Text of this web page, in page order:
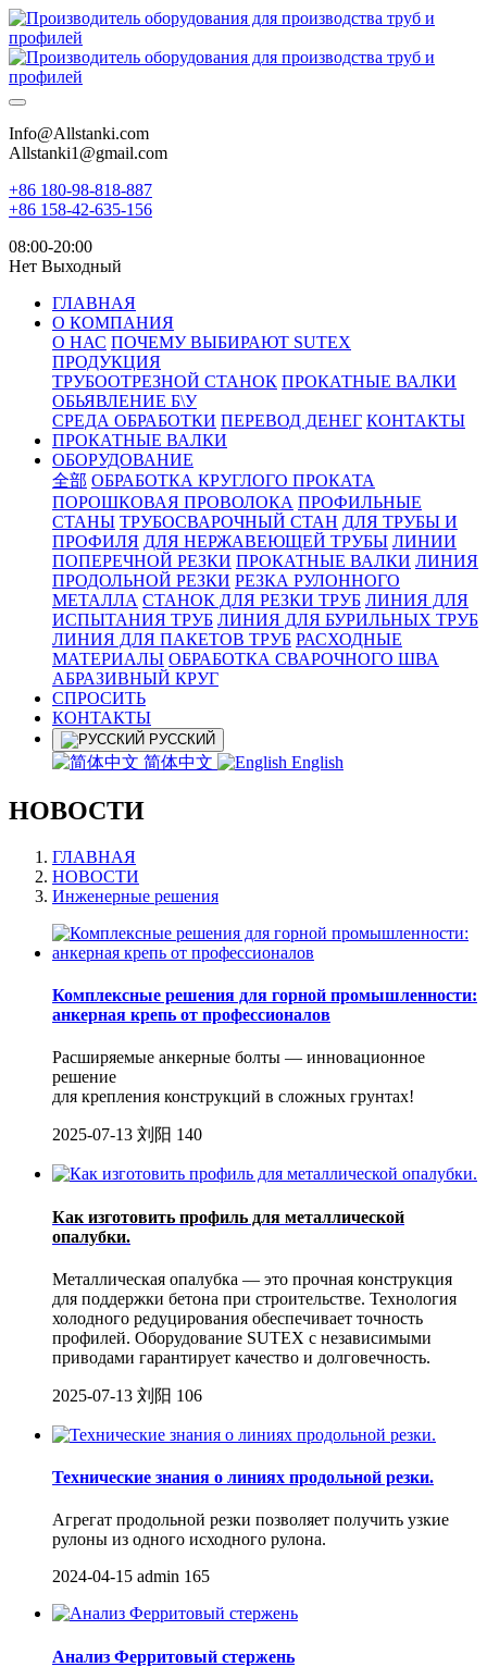
Info@Allstanki.com
Allstanki1@gmail.com
+86 180-98-818-887
+86 158-42-635-156
08:00-20:00
Нет Выходный
ГЛАВНАЯ
О КОМПАНИЯ
О НАС ПОЧЕМУ ВЫБИРАЮТ SUTEX
ПРОДУКЦИЯ
ТРУБООТРЕЗНОЙ СТАНОК ПРОКАТНЫЕ ВАЛКИ
ОБЬЯВЛЕНИЕ Б\У
СРЕДА ОБРАБОТКИ ПЕРЕВОД ДЕНЕГ КОНТАКТЫ
ПРОКАТНЫЕ ВАЛКИ
ОБОРУДОВАНИЕ
全部 ОБРАБОТКА КРУГЛОГО ПРОКАТА
ПОРОШКОВАЯ ПРОВОЛОКА ПРОФИЛЬНЫЕ
СТАНЫ ТРУБОСВАРОЧНЫЙ СТАН ДЛЯ ТРУБЫ И
ПРОФИЛЯ ДЛЯ НЕРЖАВЕЮЩЕЙ ТРУБЫ ЛИНИИ
ПОПЕРЕЧНОЙ РЕЗКИ ПРОКАТНЫЕ ВАЛКИ ЛИНИЯ
ПРОДОЛЬНОЙ РЕЗКИ РЕЗКА РУЛОННОГО
МЕТАЛЛА СТАНОК ДЛЯ РЕЗКИ ТРУБ ЛИНИЯ ДЛЯ
ИСПЫТАНИЯ ТРУБ ЛИНИЯ ДЛЯ БУРИЛЬНЫХ ТРУБ
ЛИНИЯ ДЛЯ ПАКЕТОВ ТРУБ РАСХОДНЫЕ
МАТЕРИАЛЫ OБРАБОТКА СВАРОЧНОГО ШВА
АБРАЗИВНЫЙ КРУГ
СПРОСИТЬ
КОНТАКТЫ
РУССКИЙ
简体中文 English
НОВОСТИ
ГЛАВНАЯ
НОВОСТИ
Инженерные решения
Комплексные решения для горной промышленности:
анкерная крепь от профессионалов
Расширяемые анкерные болты — инновационное
решение
для крепления конструкций в сложных грунтах!
2025-07-13 刘阳 140
Как изготовить профиль для металлической
опалубки.
Металлическая опалубка — это прочная конструкция
для поддержки бетона при строительстве. Технология
холодного редуцирования обеспечивает точность
профилей. Оборудование SUTEX с независимыми
приводами гарантирует качество и долговечность.
2025-07-13 刘阳 106
Технические знания о линиях продольной резки.
Агрегат продольной резки позволяет получить узкие
рулоны из одного исходного рулона.
2024-04-15 admin 165
Анализ Ферритовый стержень